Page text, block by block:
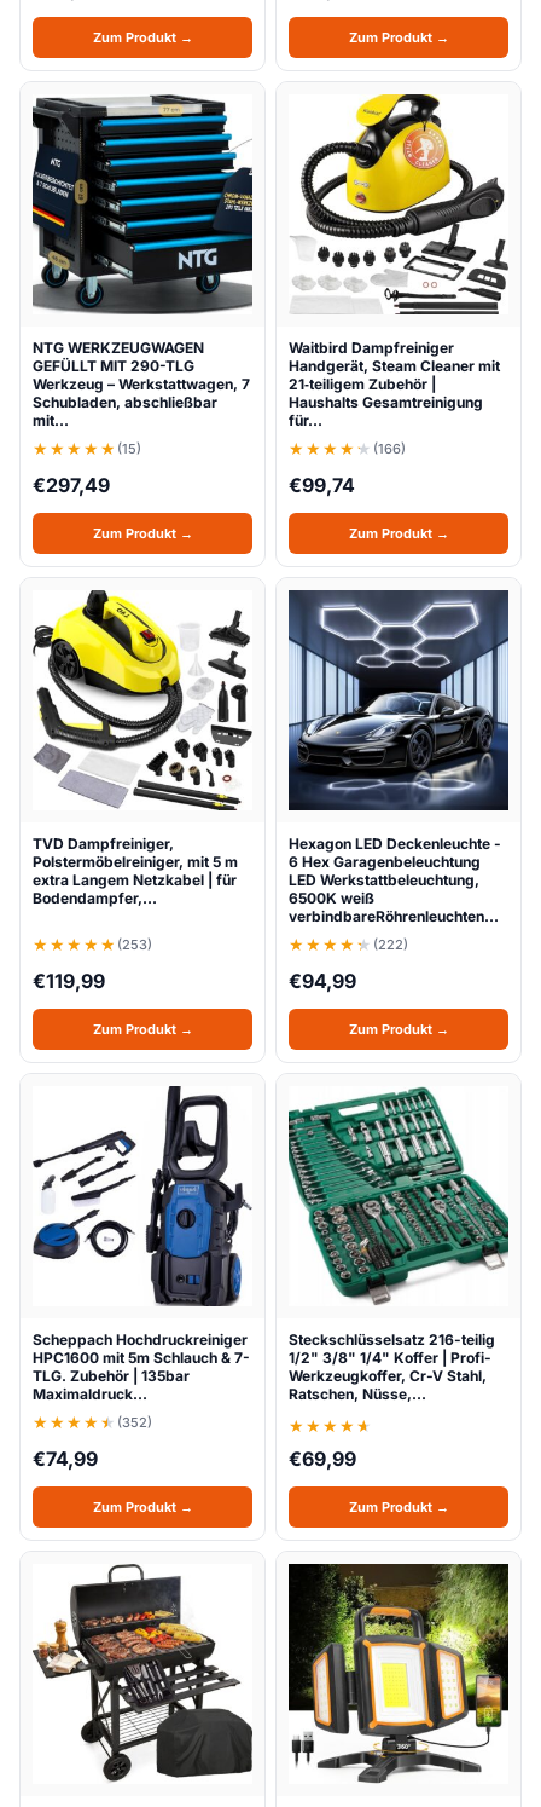
Zum Produkt → Zum Produkt →
NTG WERKZEUGWAGEN
GEFÜLLT MIT 290-TLG
Werkzeug – Werkstattwagen, 7
Schubladen, abschließbar
mit…
(15)
€297,49
Zum Produkt →
Waitbird Dampfreiniger
Handgerät, Steam Cleaner mit
21‑teiligem Zubehör |
Haushalts Gesamtreinigung
für…
(166)
€99,74
Zum Produkt →
TVD Dampfreiniger,
Polstermöbelreiniger, mit 5 m
extra Langem Netzkabel | für
Bodendampfer,…
(253)
€119,99
Zum Produkt →
Hexagon LED Deckenleuchte -
6 Hex Garagenbeleuchtung
LED Werkstattbeleuchtung,
6500K weiß
verbindbareRöhrenleuchten…
(222)
€94,99
Zum Produkt →
Scheppach Hochdruckreiniger
HPC1600 mit 5m Schlauch & 7-
TLG. Zubehör | 135bar
Maximaldruck…
(352)
€74,99
Zum Produkt →
Steckschlüsselsatz 216-teilig
1/2" 3/8" 1/4" Koffer | Profi-
Werkzeugkoffer, Cr-V Stahl,
Ratschen, Nüsse,…
€69,99
Zum Produkt →